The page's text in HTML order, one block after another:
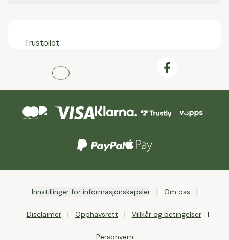
Trustpilot
Innstillinger for informasjonskapsler Om oss
Disclaimer Opphavsrett Villkår og betingelser
Personvern